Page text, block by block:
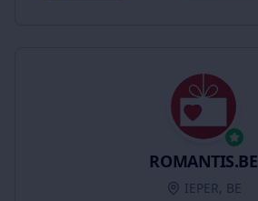
ROMANTIS.BE
IEPER, BE